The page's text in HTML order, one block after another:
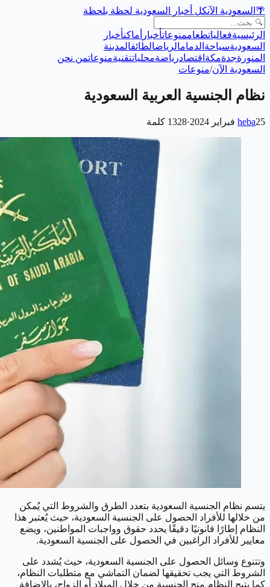
🌴 السعودية الآنكل أخبار السعودية لحظة بلحظة
الرئيسيةفعالياتطعاممنوعاتأخبار أماكنأخبار
السعوديةسياحة الدمامالرياضالطائفالمدينة
المنورةجدةمكة اقتصادرياضةمحلياتتقنيةمنوعاتمن نحن
السعودية الآن/منوعات
نظام الجنسية العربية السعودية
heba25 فبراير 2024 ·
1328 كلمة
يتسم نظام الجنسية السعودية بتعدد الطرق والشروط التي يُمكن
من خلالها للأفراد الحصول على الجنسية السعودية، حيث يُعتبر هذا
النظام إطارًا قانونيًا دقيقًا يحدد حقوق وواجبات المواطنين، ويضع
معايير للأفراد الراغبين في الحصول على الجنسية السعودية.
وتتنوع وسائل الحصول على الجنسية السعودية، حيث يُشدد على
الشروط التي يجب تحقيقها لضمان التماشي مع متطلبات النظام،
كما يتيح النظام منح الجنسية من خلال الميلاد أو الزواج، بالإضافة